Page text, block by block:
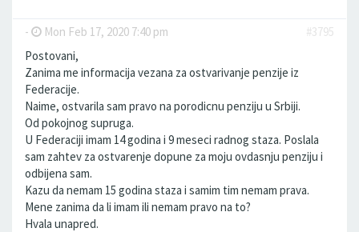
- Mon Feb 17, 2020 7:40 pm
#3795
Postovani,
Zanima me informacija vezana za ostvarivanje penzije iz
Federacije.
Naime, ostvarila sam pravo na porodicnu penziju u Srbiji.
Od pokojnog supruga.
U Federaciji imam 14 godina i 9 meseci radnog staza. Poslala
sam zahtev za ostvarenje dopune za moju ovdasnju penziju i
odbijena sam.
Kazu da nemam 15 godina staza i samim tim nemam prava.
Mene zanima da li imam ili nemam pravo na to?
Hvala unapred.